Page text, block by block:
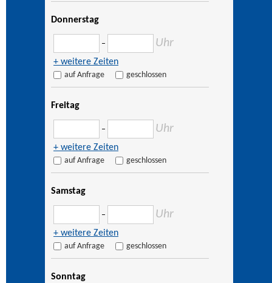
Donnerstag
– Uhr
+ weitere Zeiten
auf Anfrage geschlossen
Freitag
– Uhr
+ weitere Zeiten
auf Anfrage geschlossen
Samstag
– Uhr
+ weitere Zeiten
auf Anfrage geschlossen
Sonntag